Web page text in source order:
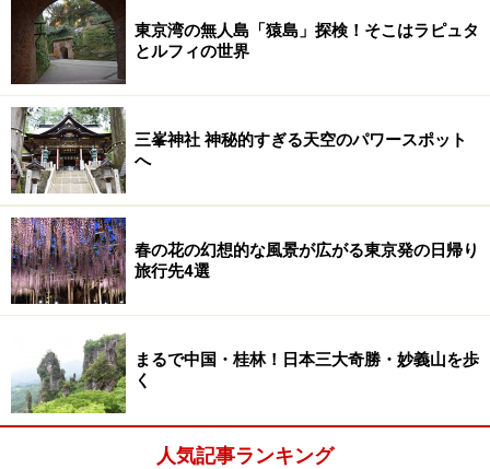
ん。同じ駅を2回以上通ったら、アウト。通常料金を払
うことになります。実施する前に、路線図で一筆書きに
なっているか注意深く確認しましょう。
また、途中で改札を出れば通常通り運賃が発生していま
す。大回りは、改札を出ずに乗車だけを楽しむコアな旅
として、鉄道ファンたちに人気なのです。車窓を見るだ
けでも、癒されたり、たくさんの発見があったりと、意
外と楽しめるもの。
大回りならではの楽しみ 1.食事
大回り中は、改札を出ることができないので、食事のタ
イミングや方法はしっかり計画を。
東京湾の無人島「猿島」探検！そこはラピュタ
とルフィの世界
三峯神社 神秘的すぎる天空のパワースポット
へ
春の花の幻想的な風景が広がる東京発の日帰り
旅行先4選
まるで中国・桂林！日本三大奇勝・妙義山を歩
く
人気記事ランキング